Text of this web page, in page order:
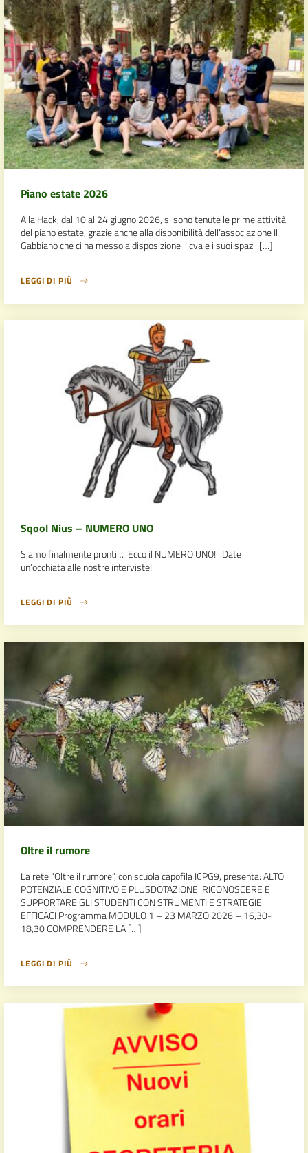
Piano estate 2026
Alla Hack, dal 10 al 24 giugno 2026, si sono tenute le prime attività
del piano estate, grazie anche alla disponibilità dell’associazione Il
Gabbiano che ci ha messo a disposizione il cva e i suoi spazi. […]
LEGGI DI PIÙ
Sqool Nius – NUMERO UNO
Siamo finalmente pronti… Ecco il NUMERO UNO! Date
un’occhiata alle nostre interviste!
LEGGI DI PIÙ
Oltre il rumore
La rete “Oltre il rumore”, con scuola capofila ICPG9, presenta: ALTO
POTENZIALE COGNITIVO E PLUSDOTAZIONE: RICONOSCERE E
SUPPORTARE GLI STUDENTI CON STRUMENTI E STRATEGIE
EFFICACI Programma MODULO 1 – 23 MARZO 2026 – 16,30-
18,30 COMPRENDERE LA […]
LEGGI DI PIÙ